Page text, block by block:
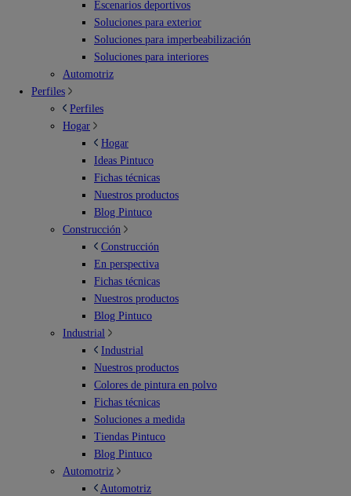
Escenarios deportivos
Soluciones para exterior
Soluciones para imperbeabilización
Soluciones para interiores
Automotriz
Perfiles
Perfiles
Hogar
Hogar
Ideas Pintuco
Fichas técnicas
Nuestros productos
Blog Pintuco
Construcción
Construcción
En perspectiva
Fichas técnicas
Nuestros productos
Blog Pintuco
Industrial
Industrial
Nuestros productos
Colores de pintura en polvo
Fichas técnicas
Soluciones a medida
Tiendas Pintuco
Blog Pintuco
Automotriz
Automotriz